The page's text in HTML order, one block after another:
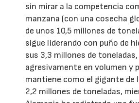
sin mirar a la competencia
manzana (con una cosecha
de unos 10,5 millones de
sigue liderando con puño de
sus 3,3 millones de
agresivamente en volumen y
mantiene como el gigante de
2,2 millones de toneladas,